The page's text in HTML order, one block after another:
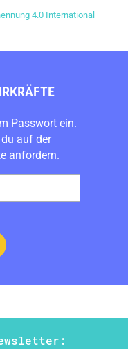
4.0 International
Passwort ein.
auf der
anfordern.